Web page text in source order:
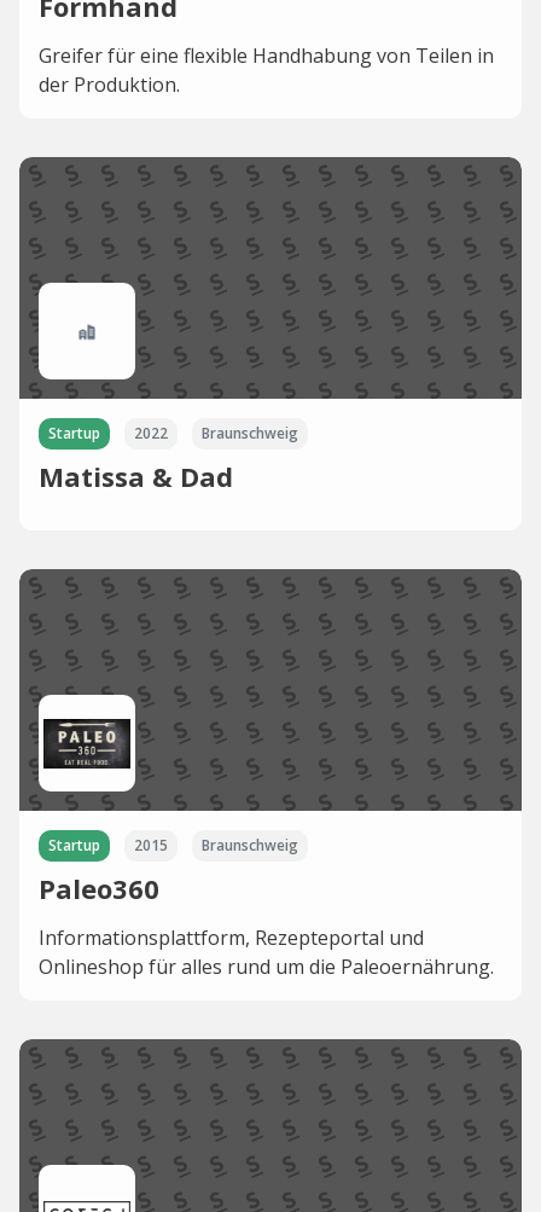
Greifer für eine flexible Handhabung von Teilen in
der Produktion.
Startup 2022 Braunschweig
Matissa & Dad
Startup 2015 Braunschweig
Paleo360
Informationsplattform, Rezepteportal und
Onlineshop für alles rund um die Paleoernährung.